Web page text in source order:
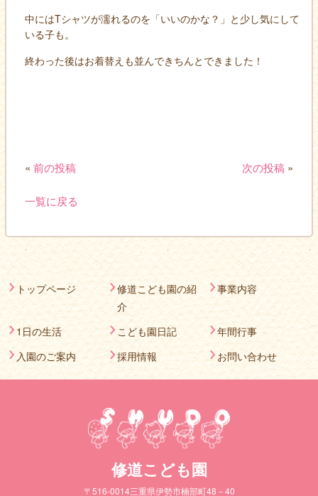
中にはTシャツが濡れるのを「いいのかな？」と少し気にして
いる子も。
終わった後はお着替えも並んできちんとできました！
« 前の投稿 次の投稿 »
一覧に戻る
トップページ
修道こども園の紹
介
事業内容
1日の生活 こども園日記
年間行事
入園のご案内
採用情報 お問い合わせ
修道こども園
〒516-0014三重県伊勢市楠部町48－40